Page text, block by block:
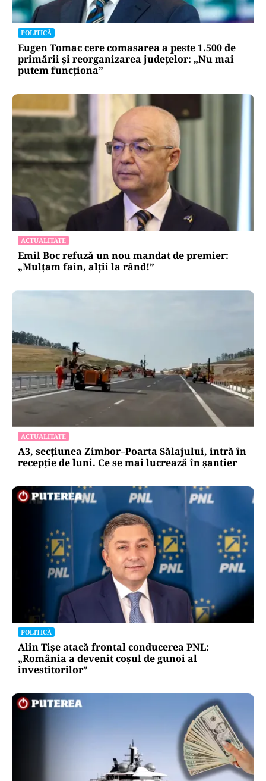
POLITICĂ
Eugen Tomac cere comasarea a peste 1.500 de
primării și reorganizarea județelor: „Nu mai
putem funcționa”
ACTUALITATE
Emil Boc refuză un nou mandat de premier:
„Mulțam fain, alții la rând!”
ACTUALITATE
A3, secțiunea Zimbor–Poarta Sălajului, intră în
recepție de luni. Ce se mai lucrează în șantier
POLITICĂ
Alin Tișe atacă frontal conducerea PNL:
„România a devenit coșul de gunoi al
investitorilor”